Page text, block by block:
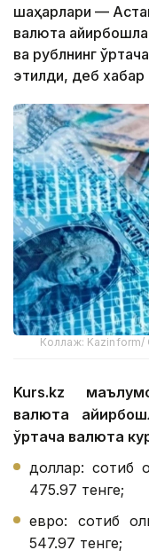
шаҳарлари —
валюта
ва рублнинг
этилди, деб хабар
Коллаж: Kazinform/
Kurs.kz
валюта
ўртача валюта
доллар:
475.97 тенге;
евро: сотиб
547.97 тенге;